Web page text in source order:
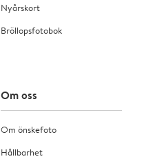
Nyårskort
Bröllopsfotobok
Om oss
Om önskefoto
Hållbarhet